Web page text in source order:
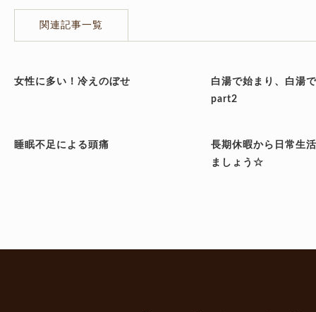
関連記事一覧
女性に多い！冷えのぼせ
白湯で始まり、白湯
part2
睡眠不足による頭痛
長期休暇から日常生
ましょう☆